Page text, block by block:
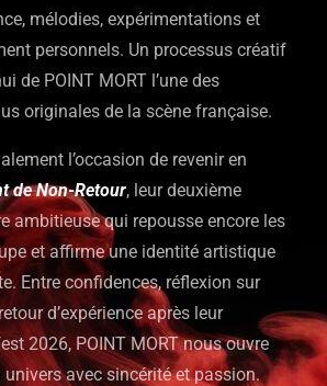
mélodies, expérimentations et
personnels. Un processus créatif
de POINT MORT l’une des
originales de la scène française.
l’occasion de revenir en
de Non-Retour, leur deuxième
ambitieuse qui repousse encore les
et affirme une identité artistique
Entre confidences, réflexion sur
d’expérience après leur
2026, POINT MORT nous ouvre
univers avec sincérité et passion.